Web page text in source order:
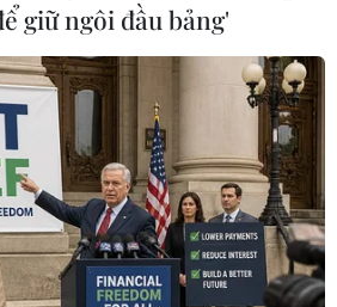
đồng dài hạn với các chuỗi
“Tỷ lệ các hợp đồng như vậy
bán hàng phải đạt ít nhất
thiểu rủi ro về việc tăng
Liên bang Nga đã thông
hai tuần qua, giá bán buôn
trứng đã giảm 2,5% (trứng
loại hai). Trong thời
giữ ngôi đầu bảng'